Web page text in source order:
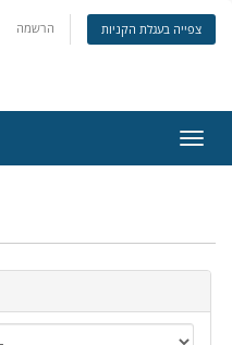
הרשמה צפייה בעגלת הקניות
ניווט